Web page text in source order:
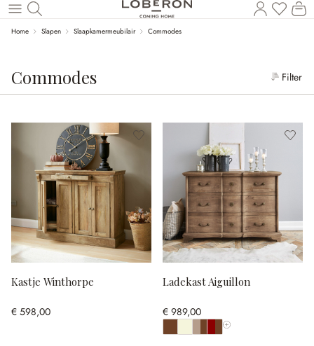
Naar de hoofdinhoud
Home Slapen Slaapkamermeubilair Commodes
Commodes Filter
Kastje Winthorpe
€ 598,00
Ladekast Aiguillon
€ 989,00
Toon alle kleuren